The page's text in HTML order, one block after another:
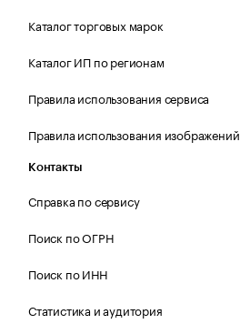
Каталог торговых марок
Каталог ИП по регионам
Правила использования сервиса
Правила использования изображений
Контакты
Справка по сервису
Поиск по ОГРН
Поиск по ИНН
Статистика и аудитория